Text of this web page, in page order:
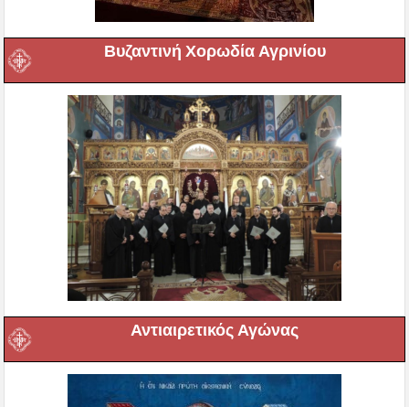
Βυζαντινή Χορωδία Αγρινίου
Αντιαιρετικός Αγώνας